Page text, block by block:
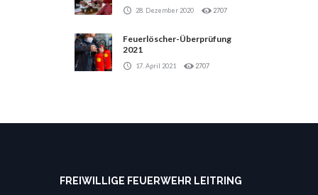
28. Dezember 2020 2707
Feuerlöscher-Überprüfung
2021
17. April 2021 2707
FREIWILLIGE FEUERWEHR LEITRING